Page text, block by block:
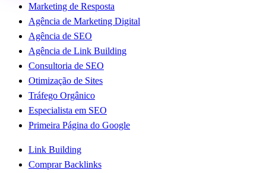
Marketing de Resposta
Agência de Marketing Digital
Agência de SEO
Agência de Link Building
Consultoria de SEO
Otimização de Sites
Tráfego Orgânico
Especialista em SEO
Primeira Página do Google
Link Building
Comprar Backlinks